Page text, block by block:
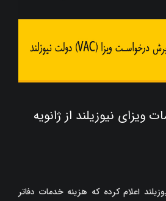
ویزای نیوزیلند از ژانویه
دولت نیوزیلند اعلام کرده که هزینه خدمات دفاتر